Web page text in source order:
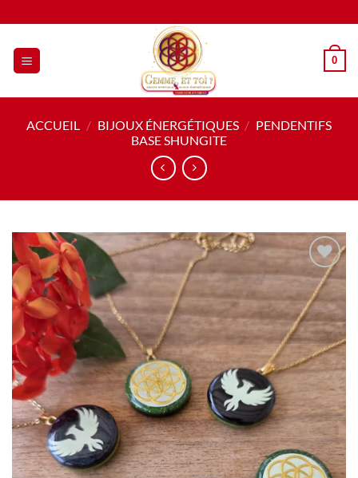
au
contenu
0
ACCUEIL / BIJOUX ÉNERGÉTIQUES / PENDENTIFS
BASE SHUNGITE
Ajouter
à la liste
de
souhaits